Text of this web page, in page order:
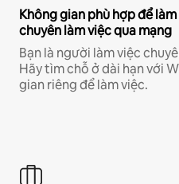
Không gian phù hợp để
chuyên làm việc qua mạng
Bạn là người làm việc
Hãy tìm chỗ ở dài hạn với
gian riêng để làm việc.